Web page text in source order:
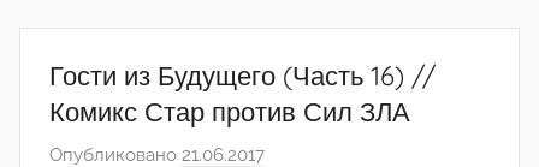
Гости из Будущего (Часть 16) //
Комикс Стар против Сил ЗЛА
Опубликовано 21.06.2017